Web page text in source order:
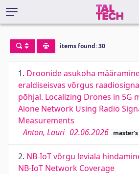
items found: 30
1. Droonide asukoha
eraldiseisvas võrgus
põhjal. Localizing Drones in 5G
Alone Network Using Radio
Measurements
Anton, Lauri 02.06.2026
2. NB-IoT võrgu leviala
NB-IoT Network Coverage